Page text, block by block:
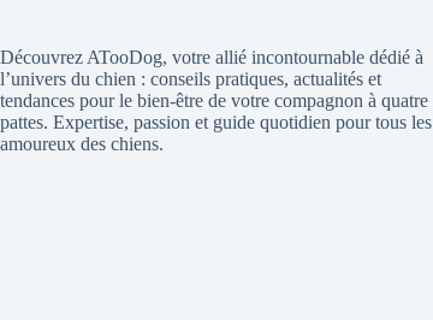
Découvrez ATooDog, votre allié incontournable dédié à
l’univers du chien : conseils pratiques, actualités et
tendances pour le bien-être de votre compagnon à quatre
pattes. Expertise, passion et guide quotidien pour tous les
amoureux des chiens.